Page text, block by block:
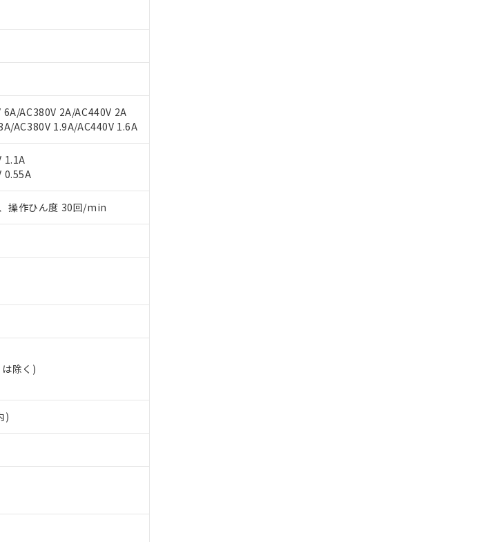
AC380V 2A/AC440V 2A
AC380V 1.9A/AC440V 1.6A
1.1A
0.55A
操作ひん度 30回/min
除く)
)
引先、またはお客様担当のオムロン制御機器販売店・
販売ネットワーク
」をご確認ください。
諾なく第三者に漏洩または開示しないようお願いしま
ご利用いただくには、I-Webメンバーズにご登録され
た部品リストについて、当社および当社の共同利用者
取引・商談に必要な範囲で利用することをご了承くだ
用に関して"
の「1.共同利用者の範囲」に記載されて
目は除く。
することがあります。
ます。
過去に遡って非含有を証明するものではありません。
応では、対応完了までの期間は出荷製品に未対応品が
した。
下であることを示します。
超えていることを示します。
、
、 PBDEs(ポリ臭化ジフェニルエーテル類) : 1000ppm、
) : 1000ppm、 BBP(フタル酸ブチルベンジル) : 1000ppm、
であることを示します。
に漏えいし、環境に深刻な影響を及ぼさない年数を意
び外国貿易法に定める商品（以下｢規制貨物等」とい
器、生物兵器またはその他武器並びにこれらの製造装
上記1、2および3の内容を当該第三者に通知します。
が違法に輸出するおそれがある場合は、取り引きをい
客様のお取引先、またはお客様担当のオムロン制御
い)
開していない機種